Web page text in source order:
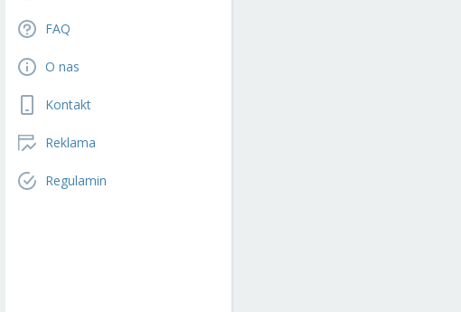
FAQ
O nas
Kontakt
Reklama
Regulamin